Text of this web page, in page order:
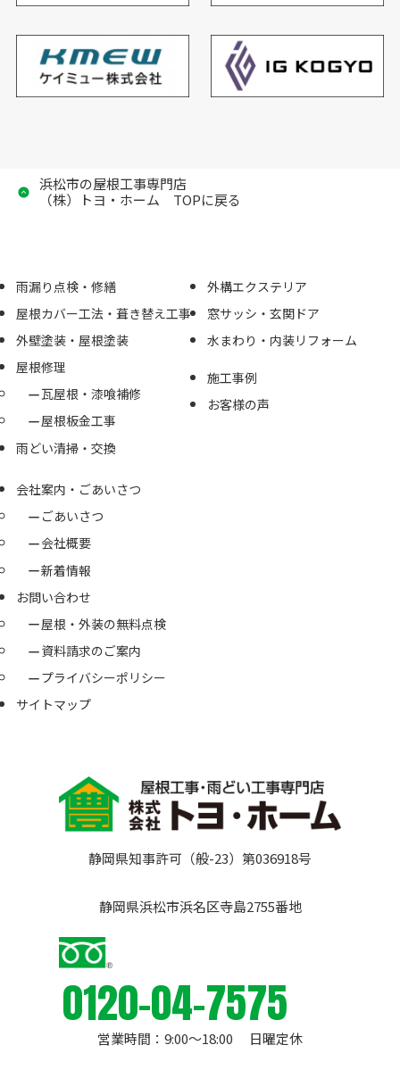
浜松市の屋根工事専門店
（株）トヨ・ホーム TOPに戻る
静岡県知事許可（般-23）第036918号
静岡県浜松市浜名区寺島2755番地
0120-04-7575
営業時間：9:00〜18:00 日曜定休
雨漏り点検・修繕
屋根カバー工法・葺き替え工事
外壁塗装・屋根塗装
屋根修理
瓦屋根・漆喰補修
屋根板金工事
雨どい清掃・交換
外構エクステリア
窓サッシ・玄関ドア
水まわり・内装リフォーム
施工事例
お客様の声
会社案内・ごあいさつ
ごあいさつ
会社概要
新着情報
お問い合わせ
屋根・外装の無料点検
資料請求のご案内
プライバシーポリシー
サイトマップ